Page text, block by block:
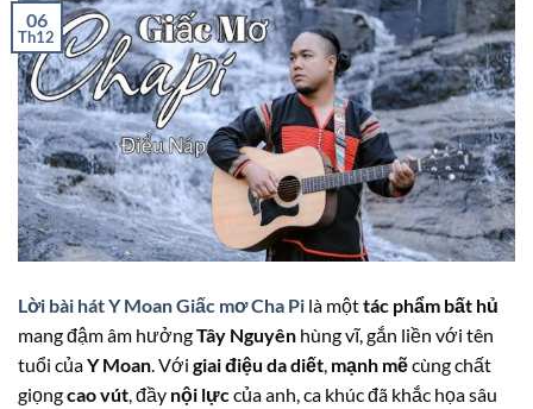
06
Th12
Lời bài hát Y Moan Giấc mơ Cha Pi là mộttác phẩm bất hủ
mang đậm âm hưởngTây Nguyên hùng vĩ, gắn liền với tên
tuổi củaY Moan. Với giai điệu da diết, mạnh mẽcùng chất
giọngcao vút, đầy nội lựccủa anh, ca khúc đã khắc họa sâu